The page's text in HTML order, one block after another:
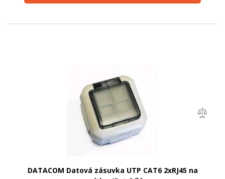
DATACOM Datová zásuvka UTP CAT6 2xRJ45 na